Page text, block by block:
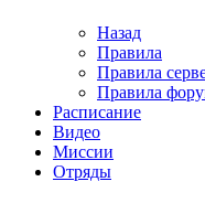
Назад
Правила
Правила
Правила
Расписание
Видео
Миссии
Отряды